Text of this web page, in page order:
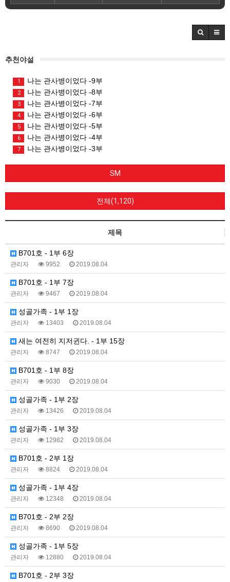
추천야설
1 나는 관사병이었다 -9부
2 나는 관사병이었다 -8부
3 나는 관사병이었다 -7부
4 나는 관사병이었다 -6부
5 나는 관사병이었다 -5부
6 나는 관사병이었다 -4부
7 나는 관사병이었다 -3부
SM
전체(1,120)
제목
B701호 - 1부 6장
관리자 9952 2019.08.04
B701호 - 1부 7장
관리자 9467 2019.08.04
성골가족 - 1부 1장
관리자 13403 2019.08.04
새는 여전히 지저귄다. - 1부 15장
관리자 8747 2019.08.04
B701호 - 1부 8장
관리자 9030 2019.08.04
성골가족 - 1부 2장
관리자 13426 2019.08.04
성골가족 - 1부 3장
관리자 12982 2019.08.04
B701호 - 2부 1장
관리자 8824 2019.08.04
성골가족 - 1부 4장
관리자 12348 2019.08.04
B701호 - 2부 2장
관리자 8690 2019.08.04
성골가족 - 1부 5장
관리자 12880 2019.08.04
B701호 - 2부 3장